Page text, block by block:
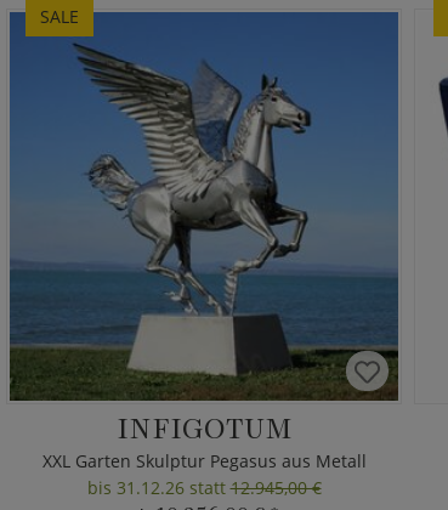
SALE
INFIGOTUM
XXL Garten Skulptur Pegasus aus Metall
bis 31.12.26 statt12.945,00 €